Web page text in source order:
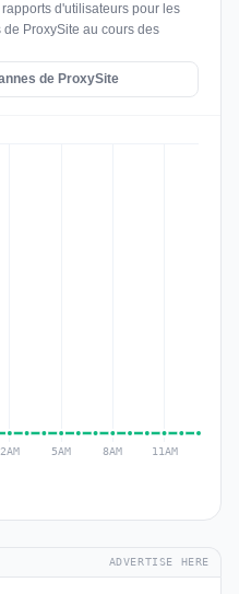
d'utilisateurs pour les
ProxySite au cours des
de ProxySite
ADVERTISE HERE